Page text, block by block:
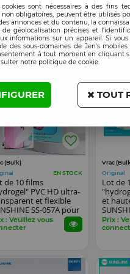
057PB grande taille 11
pour tablettes
: Veuillez vous
057P
Prix :
(Bulk)
EN STOCK
de 10 films
PVC HD ultra-
et flexible
SS-057A pour
watch...
: Veuillez vous
Vrac
Original
Lot de
et
Prix :
cookies sont nécessaires à des fins
non obligatoires, peuvent être utilisés
annonces et du contenu, la
de géolocalisation précises et
informations sur un appareil. Si
des sous-domaines de Jen's
à tout moment en cliquant
notre politique de cookie.
TOUT